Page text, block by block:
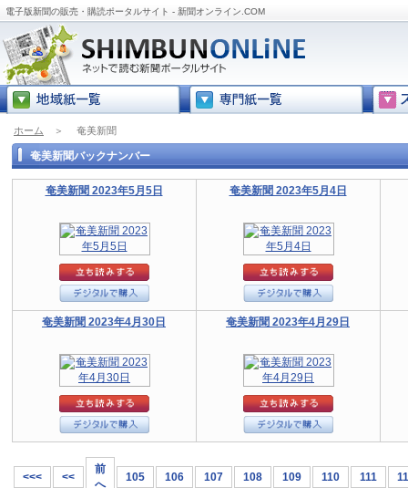
電子版新聞の販売・購読ポータルサイト - 新聞オンライン.COM
ホーム ＞ 奄美新聞
奄美新聞バックナンバー
奄美新聞 2023年5月5日 奄美新聞 2023年5月4日
奄美新聞 2023年4月30日 奄美新聞 2023年4月29日
<<< <<
前
へ
105 106 107 108 109 110 111